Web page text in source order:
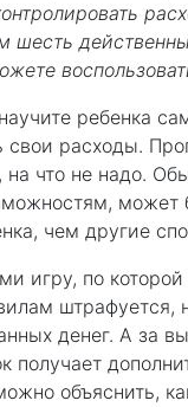
шесть
ребенка
свои расходы.
на что не надо.
может
чем другие
игру, по
штрафуется,
денег. А за
получает
объяснить,